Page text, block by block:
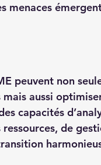
menaces
peuvent non
aussi
capacités
de